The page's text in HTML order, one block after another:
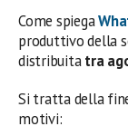
Come spiega
produttivo della
distribuitatra
Si tratta della
motivi: